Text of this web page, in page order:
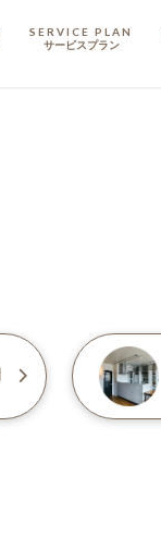
SERVICE PLAN
サービスプラン